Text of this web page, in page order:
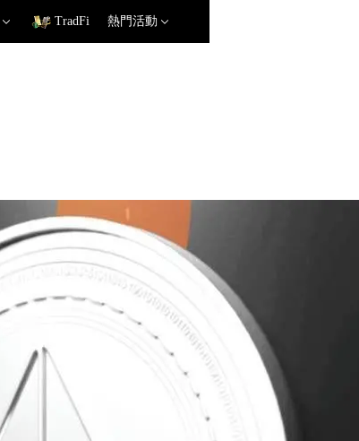
TradFi 熱門活動